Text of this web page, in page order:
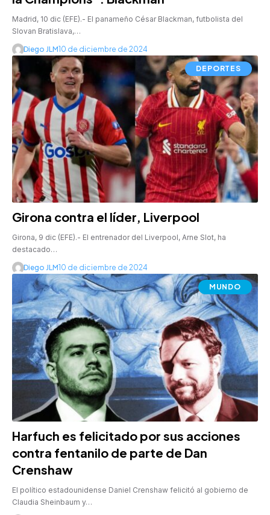
Madrid, 10 dic (EFE).- El panameño César Blackman, futbolista del
Slovan Bratislava,…
Diego JLM10 de diciembre de 2024
DEPORTES
Girona contra el líder, Liverpool
Girona, 9 dic (EFE).- El entrenador del Liverpool, Arne Slot, ha
destacado…
Diego JLM10 de diciembre de 2024
MUNDO
Harfuch es felicitado por sus acciones
contra fentanilo de parte de Dan
Crenshaw
El político estadounidense Daniel Crenshaw felicitó al gobierno de
Claudia Sheinbaum y…